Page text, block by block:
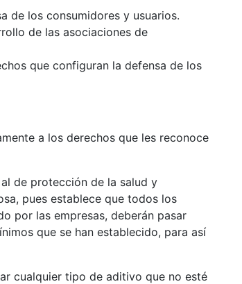
de los consumidores y usuarios.
de las asociaciones de
que configuran la defensa de los
a los derechos que les reconoce
protección de la salud y
pues establece que todos los
por las empresas, deberán pasar
que se han establecido, para así
tipo de aditivo que no esté